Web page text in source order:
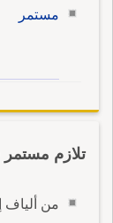
مستمر
تلازم
من ألياف